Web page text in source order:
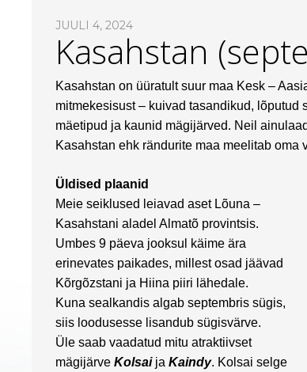
JUULI 4, 2024
Kasahstan
Kasahstan on üüratult suur maa Kesk –
mitmekesisust – kuivad tasandikud, lõputud
mäetipud ja kaunid mägijärved. Neil
Kasahstan ehk rändurite maa meelitab oma
Üldised plaanid
Meie seiklused leiavad aset Lõuna –
Kasahstani aladel Almatõ provintsis.
Umbes 9 päeva jooksul käime ära
erinevates paikades, millest osad jäävad
Kõrgõzstani ja Hiina piiri lähedale.
Kuna sealkandis algab septembris sügis,
siis loodusesse lisandub sügisvärve.
Üle saab vaadatud mitu atraktiivset
mägijärve Kolsaija Kaindy. Kolsai selge